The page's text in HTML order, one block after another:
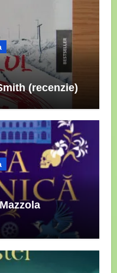
(recenzie)